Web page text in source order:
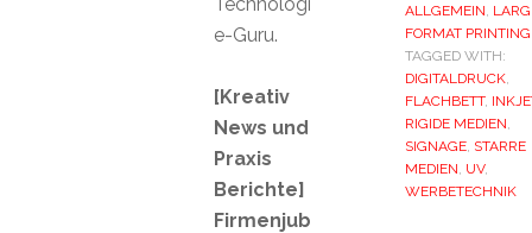
ALLGEMEIN,
FORMAT PRINTING
TAGGED WITH:
DIGITALDRUCK,
FLACHBETT,
RIGIDE MEDIEN,
SIGNAGE, STARRE
MEDIEN, UV,
WERBETECHNIK
e-Guru.
[Kreativ
News und
Praxis
Berichte]
Firmenjub